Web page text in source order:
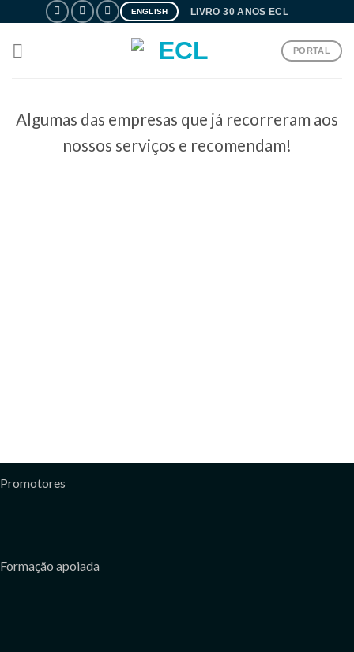
content
ENGLISH LIVRO 30 ANOS ECL
PORTAL
Algumas das empresas que já recorreram aos
nossos serviços e recomendam!
Promotores
Formação apoiada